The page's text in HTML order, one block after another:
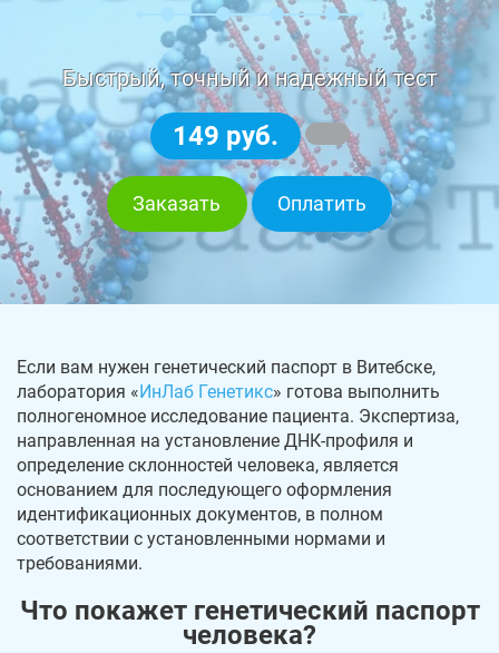
Быстрый, точный и надежный тест
149 руб.
Заказать Оплатить
Если вам нужен генетический паспорт в Витебске,
лаборатория « ИнЛаб Генетикс» готова выполнить
полногеномное исследование пациента. Экспертиза,
направленная на установление ДНК-профиля и
определение склонностей человека, является
основанием для последующего оформления
идентификационных документов, в полном
соответствии с установленными нормами и
требованиями.
Что покажет генетический паспорт
человека?